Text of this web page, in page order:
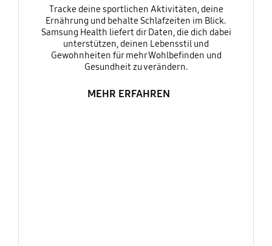
Tracke deine sportlichen Aktivitäten, deine
Ernährung und behalte Schlafzeiten im Blick.
Samsung Health liefert dir Daten, die dich dabei
unterstützen, deinen Lebensstil und
Gewohnheiten für mehr Wohlbefinden und
Gesundheit zu verändern.
MEHR ERFAHREN